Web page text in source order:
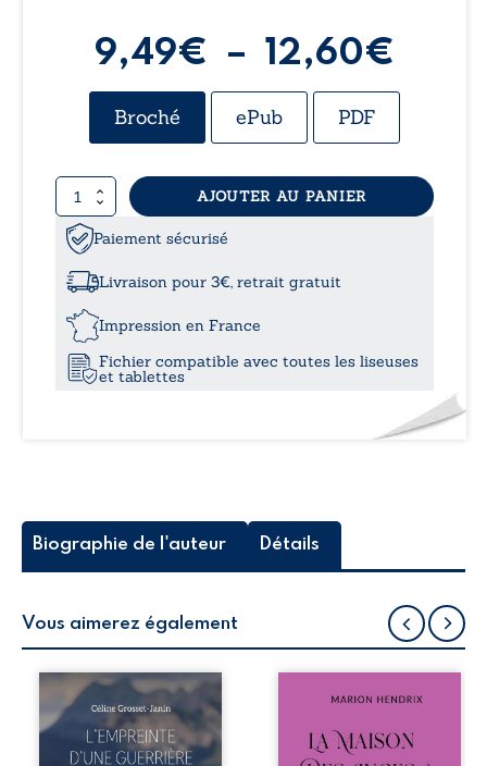
9,49€ – 12,60€
de
Broché ePub PDF
quantité
de
Nous
serons
tous
au
bal
AJOUTER AU PANIER
Paiement sécurisé
Livraison pour 3€, retrait gratuit
Impression en France
Fichier compatible avec toutes les liseuses
et tablettes
Biographie de l'auteur Détails
Vous aimerez également
Que reste-t-il de
l’enfance lorsque
la maladie impose
ses propres règles
Nous sommes en
après le décès du
patriarche